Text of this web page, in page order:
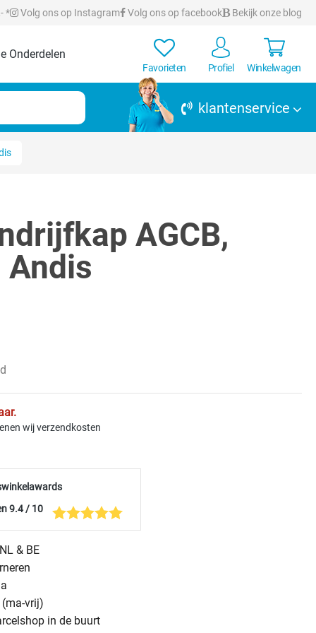
* Volg ons op Instagram Volg ons op facebook Bekijk onze blog
Onderdelen
Favorieten Profiel Winkelwagen
klantenservice
AGCB,
Andis
wij verzendkosten
9.4 / 10
& BE
vrij)
in de buurt